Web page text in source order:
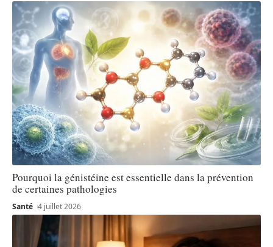
Pourquoi la génistéine est essentielle dans la prévention
de certaines pathologies
Santé 4 juillet 2026